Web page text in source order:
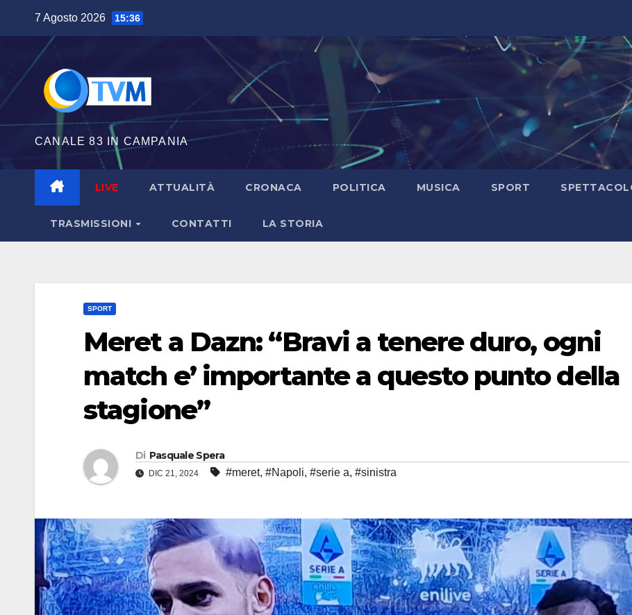
contenuto
7 Agosto 2026 15:36
CANALE 83 IN CAMPANIA
LIVE ATTUALITÀ CRONACA POLITICA MUSICA SPORT
TRASMISSIONI CONTATTI LA STORIA
SPORT
Meret a Dazn: “Bravi a tenere duro, ogni
match e’ importante a questo punto della
stagione”
Di Pasquale Spera
DIC 21, 2024 #meret, #Napoli, #serie a, #sinistra